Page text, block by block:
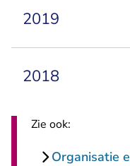
2019
2018
Zie ook:
Organisatie